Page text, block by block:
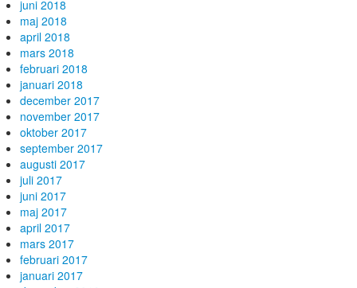
juni 2018
maj 2018
april 2018
mars 2018
februari 2018
januari 2018
december 2017
november 2017
oktober 2017
september 2017
augusti 2017
juli 2017
juni 2017
maj 2017
april 2017
mars 2017
februari 2017
januari 2017